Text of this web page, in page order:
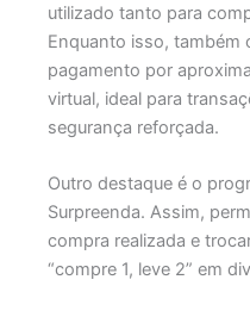
utilizado tanto para
Enquanto isso, também
pagamento por
virtual, ideal para
segurança reforçada.
Outro destaque é o
Surpreenda. Assim,
compra realizada e
“compre 1, leve 2” em